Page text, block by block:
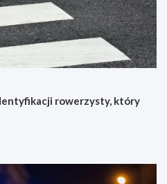
rowerzysty, który